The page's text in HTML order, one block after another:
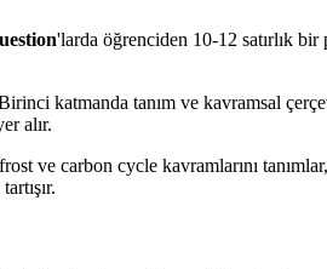
'larda öğrenciden 10-12 satırlık bir
katmanda tanım ve kavramsal
alır.
ve carbon cycle kavramlarını